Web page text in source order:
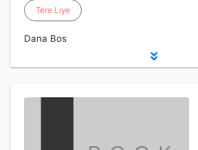
Tere Liye
Dana Bos